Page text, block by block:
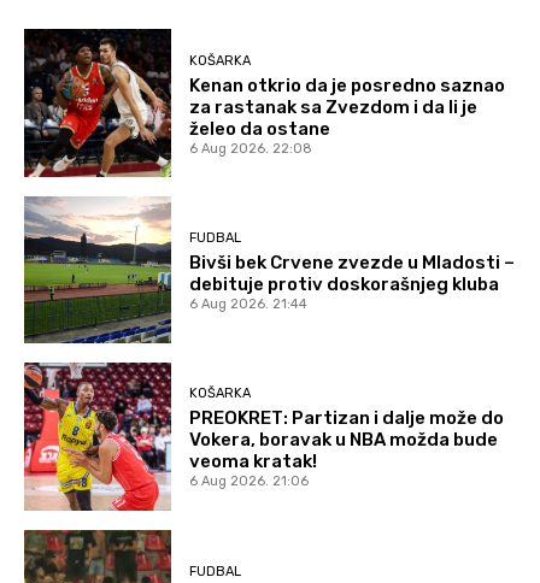
KOŠARKA
Kenan otkrio da je posredno saznao
za rastanak sa Zvezdom i da li je
želeo da ostane
6 Aug 2026. 22:08
FUDBAL
Bivši bek Crvene zvezde u Mladosti –
debituje protiv doskorašnjeg kluba
6 Aug 2026. 21:44
KOŠARKA
PREOKRET: Partizan i dalje može do
Vokera, boravak u NBA možda bude
veoma kratak!
6 Aug 2026. 21:06
FUDBAL